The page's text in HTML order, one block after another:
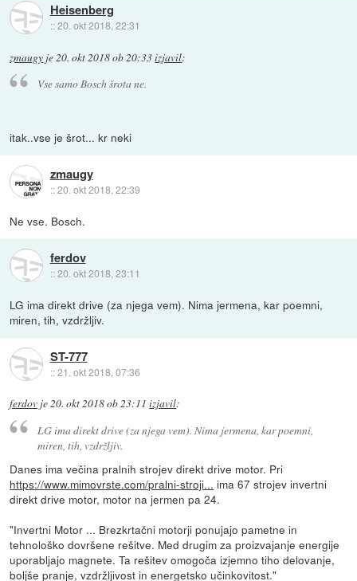
Heisenberg
::20. okt 2018, 22:31
zmaugy je20. okt 2018 ob 20:33izjavil:
Vse samo Bosch šrota ne.
itak..vse je šrot... kr neki
zmaugy
::20. okt 2018, 22:39
Ne vse. Bosch.
ferdov
::20. okt 2018, 23:11
LG ima direkt drive (za njega vem). Nima jermena, kar poemni,
miren, tih, vzdržljiv.
ST-777
::21. okt 2018, 07:36
ferdov je20. okt 2018 ob 23:11 izjavil:
LG ima direkt drive (za njega vem). Nima jermena, kar poemni,
miren, tih, vzdržljiv.
Danes ima večina pralnih strojev direkt drive motor. Pri
https://www.mimovrste.com/pralni-stroji... ima 67 strojev invertni
direkt drive motor, motor na jermen pa 24.
"Invertni Motor ... Brezkrtačni motorji ponujajo pametne in
tehnološko dovršene rešitve. Med drugim za proizvajanje energije
uporabljajo magnete. Ta rešitev omogoča izjemno tiho delovanje,
boljše pranje, vzdržljivost in energetsko učinkovitost."